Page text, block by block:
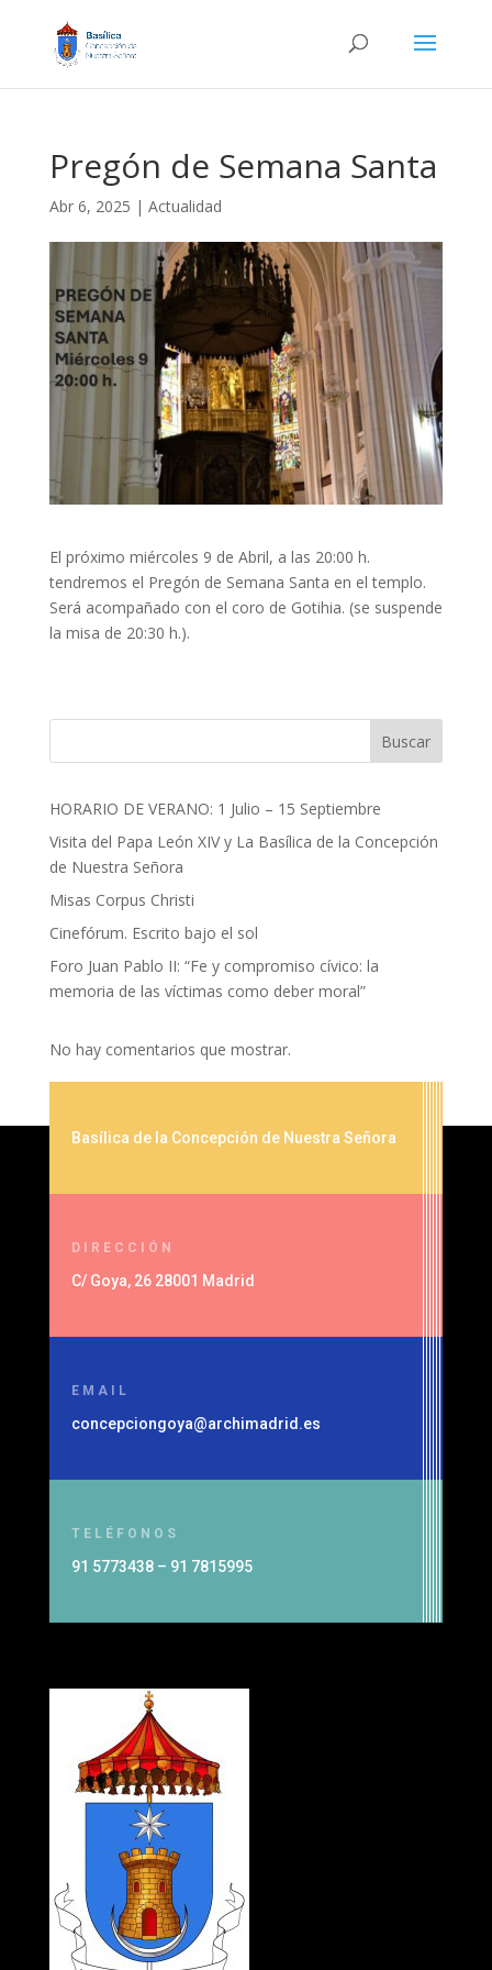
Pregón de Semana Santa
Abr 6, 2025 | Actualidad
El próximo miércoles 9 de Abril, a las 20:00 h.
tendremos el Pregón de Semana Santa en el templo.
Será acompañado con el coro de Gotihia. (se suspende
la misa de 20:30 h.).
Buscar
HORARIO DE VERANO: 1 Julio – 15 Septiembre
Visita del Papa León XIV y La Basílica de la Concepción
de Nuestra Señora
Misas Corpus Christi
Cinefórum. Escrito bajo el sol
Foro Juan Pablo II: “Fe y compromiso cívico: la
memoria de las víctimas como deber moral”
No hay comentarios que mostrar.
Basílica de la Concepción de Nuestra Señora
DIRECCIÓN
C/ Goya, 26 28001 Madrid
EMAIL
concepciongoya@archimadrid.es
TELÉFONOS
91 5773438 – 91 7815995